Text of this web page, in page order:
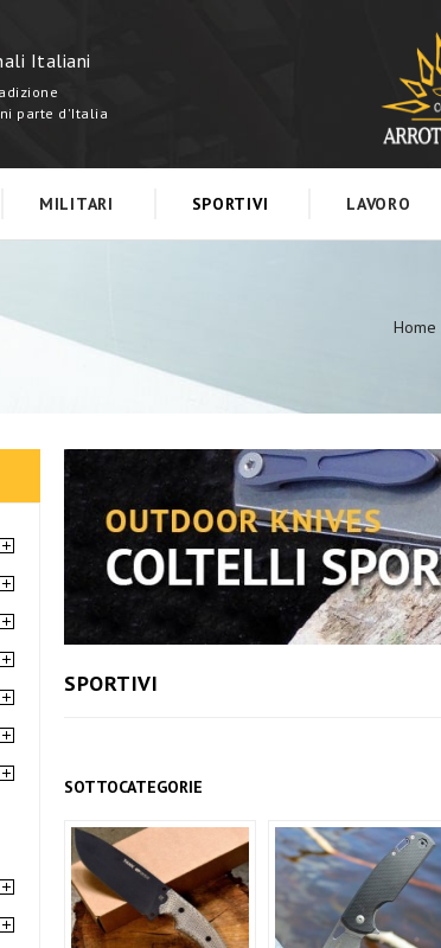
Italiani
parte d'Italia
MILITARI SPORTIVI LAVORO
Home
SPORTIVI
SOTTOCATEGORIE